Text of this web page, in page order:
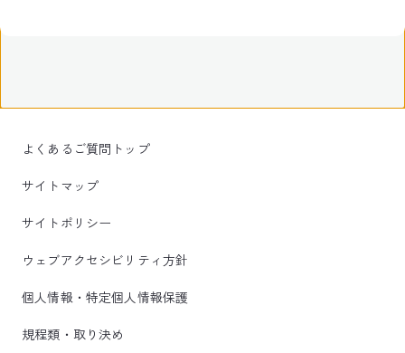
よくあるご質問トップ
サイトマップ
サイトポリシー
ウェブアクセシビリティ方針
個人情報・特定個人情報保護
規程類・取り決め